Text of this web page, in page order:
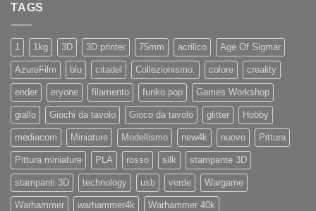
TAGS
1 1kg 3D 3D printer 75mm acrilico Age Of Sigmar
AzureFilm blu citadel Collezionismo. colore creality
ender eryone filamento funko pop Games Workshop
giallo Giochi da tavolo Gioco da tavolo glitter Hobby
mediacom Miniature Modellismo new4k nuovo Pittura
Pittura miniature PLA rosso silk stampante 3D
stampanti 3D technology usb verde Wargame
Warhammer warhammer4k Warhammer 40k